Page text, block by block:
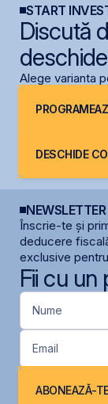
START
Discută
Alege varianta
DESCHIDE
NEWSLETTER
Înscrie-te și
deducere
exclusive
Fii cu un
Nume
Email
ABONEAZĂ-